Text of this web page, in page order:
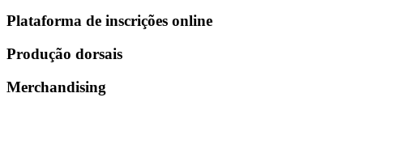
Plataforma de inscrições online
Produção dorsais
Merchandising